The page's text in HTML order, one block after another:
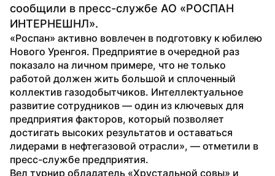
сообщили в пресс-службе АО «РОСПАН
ИНТЕРНЕШНЛ».
«Роспан» активно вовлечен в подготовку к юбилею
Нового Уренгоя. Предприятие в очередной раз
показало на личном примере, что не только
работой должен жить большой и сплоченный
коллектив газодобытчиков. Интеллектуальное
развитие сотрудников — один из ключевых для
предприятия факторов, который позволяет
достигать высоких результатов и оставаться
лидерами в нефтегазовой отрасли», — отметили в
пресс-службе предприятия.
Вел турнир обладатель «Хрустальной совы» и